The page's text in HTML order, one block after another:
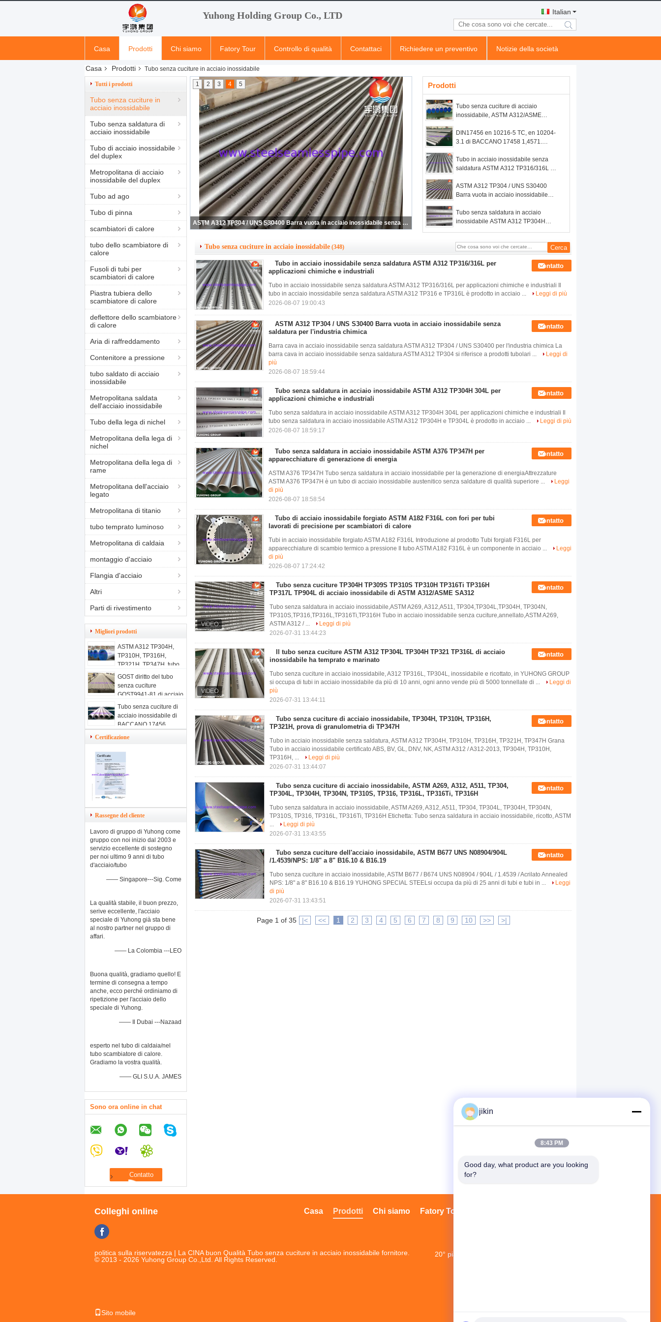
Yuhong Holding Group Co., LTD Italian
search
Casa Prodotti Chi siamo Fatory Tour Controllo di qualità Contattaci Richiedere un preventivo Notizie della società
Casa Prodotti Tubo senza cuciture in acciaio inossidabile
Tutti i prodotti
Tubo senza cuciture in
acciaio inossidabile
Tubo senza saldatura di
acciaio inossidabile
Tubo di acciaio inossidabile
del duplex
Metropolitana di acciaio
inossidabile del duplex
Tubo ad ago
Tubo di pinna
scambiatori di calore
tubo dello scambiatore di
calore
Fusoli di tubi per
scambiatori di calore
Piastra tubiera dello
scambiatore di calore
deflettore dello scambiatore
di calore
Aria di raffreddamento
Contenitore a pressione
tubo saldato di acciaio
inossidabile
Metropolitana saldata
dell'acciaio inossidabile
Tubo della lega di nichel
Metropolitana della lega di
nichel
Metropolitana della lega di
rame
Metropolitana dell'acciaio
legato
Metropolitana di titanio
tubo temprato luminoso
Metropolitana di caldaia
montaggio d'acciaio
Flangia d'acciaio
Altri
Parti di rivestimento
Migliori prodotti
ASTM A312 TP304H,
TP310H, TP316H,
TP321H, TP347H, tubo
senza cuciture di acciaio
inossidabile
GOST diritto del tubo
senza cuciture
GOST9941-81 di acciaio
inossidabile 9940-81
12Х18Н10Т
TP321/321H
Tubo senza cuciture di
acciaio inossidabile di
BACCANO 17456
Certificazione
Rassegne del cliente
Lavoro di gruppo di Yuhong come
gruppo con noi inizio dal 2003 e
servizio eccellente di sostegno
per noi ultimo 9 anni di tubo
d'acciaio/tubo
—— Singapore---Sig. Come
La qualità stabile, il buon prezzo,
serive eccellente, l'acciaio
speciale di Yuhong già sta bene
al nostro partner nel gruppo di
affari.
—— La Colombia ---LEO
Buona qualità, gradiamo quello! E
termine di consegna a tempo
anche, ecco perché ordiniamo di
ripetizione per l'acciaio dello
speciale di Yuhong.
—— Il Dubai ---Nazaad
esperto nel tubo di caldaia/nel
tubo scambiatore di calore.
Gradiamo la vostra qualità.
—— GLI S.U.A. JAMES
Sono ora online in chat
ASTM A312 TP304 / UNS S30400 Barra vuota in acciaio inossidabile senza saldatura per l'industria chimica
1 2 3 4 5 Prodotti
Tubo senza cuciture di acciaio
inossidabile, ASTM A312/ASME
DIN17456 en 10216-5 TC, en 10204-
3.1 di BACCANO 17458 1,4571.
senza cuciture di acciaio inossidabile
Tubo in acciaio inossidabile senza
saldatura ASTM A312 TP316/316L per
ASTM A312 TP304 / UNS S30400
Barra vuota in acciaio inossidabile
Tubo senza saldatura in acciaio
inossidabile ASTM A312 TP304H
Tubo senza cuciture in acciaio inossidabile (348)
Tubo in acciaio inossidabile senza saldatura ASTM A312 TP316/316L per
applicazioni chimiche e industriali
Contatto
Tubo in acciaio inossidabile senza saldatura ASTM A312 TP316/316L per applicazioni chimiche e industriali Il
tubo in acciaio inossidabile senza saldatura ASTM A312 TP316 e TP316L è prodotto in acciaio ...
Leggi di più
2026-08-07 19:00:43
ASTM A312 TP304 / UNS S30400 Barra vuota in acciaio inossidabile senza
saldatura per l'industria chimica
Contatto
Barra cava in acciaio inossidabile senza saldatura ASTM A312 TP304 / UNS S30400 per l'industria chimica La
barra cava in acciaio inossidabile senza saldatura ASTM A312 TP304 si riferisce a prodotti tubolari ...
Leggi di
più
2026-08-07 18:59:44
Tubo senza saldatura in acciaio inossidabile ASTM A312 TP304H 304L per
applicazioni chimiche e industriali
Contatto
Tubo senza saldatura in acciaio inossidabile ASTM A312 TP304H 304L per applicazioni chimiche e industriali Il
tubo senza saldatura in acciaio inossidabile ASTM A312 TP304H e TP304L è prodotto in acciaio ...
Leggi di più
2026-08-07 18:59:17
Tubo senza saldatura in acciaio inossidabile ASTM A376 TP347H per
apparecchiature di generazione di energia
Contatto
ASTM A376 TP347H Tubo senza saldatura in acciaio inossidabile per la generazione di energiaAttrezzature
ASTM A376 TP347H è un tubo di acciaio inossidabile austenitico senza saldature di qualità superiore ...
Leggi
di più
2026-08-07 18:58:54
Tubo di acciaio inossidabile forgiato ASTM A182 F316L con fori per tubi
lavorati di precisione per scambiatori di calore
Contatto
Tubi in acciaio inossidabile forgiato ASTM A182 F316L Introduzione al prodotto Tubi forgiati F316L per
apparecchiature di scambio termico a pressione Il tubo ASTM A182 F316L è un componente in acciaio ...
Leggi
di più
2026-08-07 17:24:42
Tubo senza cuciture TP304H TP309S TP310S TP310H TP316Ti TP316H
TP317L TP904L di acciaio inossidabile di ASTM A312/ASME SA312
Contatto
Tubo senza saldatura in acciaio inossidabile,ASTM A269, A312,A511, TP304,TP304L,TP304H, TP304N,
TP310S,TP316,TP316L,TP316Ti,TP316H Tubo in acciaio inossidabile senza cuciture,annellato,ASTM A269,
ASTM A312 / ...
Leggi di più
2026-07-31 13:44:23
Il tubo senza cuciture ASTM A312 TP304L TP304H TP321 TP316L di acciaio
inossidabile ha temprato e marinato
Contatto
Tubo senza cuciture in acciaio inossidabile, A312 TP316L, TP304L, inossidabile e ricottato, in YUHONG GROUP
si occupa di tubi in acciaio inossidabile da più di 10 anni, ogni anno vende più di 5000 tonnellate di ...
Leggi di
più
2026-07-31 13:44:11
Tubo senza cuciture di acciaio inossidabile, TP304H, TP310H, TP316H,
TP321H, prova di granulometria di TP347H
Contatto
Tubo in acciaio inossidabile senza saldatura, ASTM A312 TP304H, TP310H, TP316H, TP321H, TP347H Grana
Tubo in acciaio inossidabile certificato ABS, BV, GL, DNV, NK, ASTM A312 / A312-2013, TP304H, TP310H,
TP316H, ...
Leggi di più
2026-07-31 13:44:07
Tubo senza cuciture di acciaio inossidabile, ASTM A269, A312, A511, TP304,
TP304L, TP304H, TP304N, TP310S, TP316, TP316L, TP316Ti, TP316H
Contatto
Tubo senza saldatura in acciaio inossidabile, ASTM A269, A312, A511, TP304, TP304L, TP304H, TP304N,
TP310S, TP316, TP316L, TP316Ti, TP316H Etichetta: Tubo senza saldatura in acciaio inossidabile, ricotto, ASTM
...
Leggi di più
2026-07-31 13:43:55
Tubo senza cuciture dell'acciaio inossidabile, ASTM B677 UNS N08904/904L
/1.4539/NPS: 1/8" a 8" B16.10 & B16.19
Contatto
Tubo senza cuciture in acciaio inossidabile, ASTM B677 / B674 UNS N08904 / 904L / 1.4539 / Acrilato Annealed
NPS: 1/8" a 8" B16.10 & B16.19 YUHONG SPECIAL STEELsi occupa da più di 25 anni di tubi e tubi in ...
Leggi
di più
2026-07-31 13:43:51
Page 1 of 35 |< << 1 2 3 4 5 6 7 8 9 10 >> >|
Colleghi online Fatory Tour
Chi siamo
Prodotti
Casa
politica sulla riservatezza | La CINA buon Qualità Tubo senza cuciture in acciaio inossidabile fornitore.
© 2013 - 2026 Yuhong Group Co.,Ltd. All Rights Reserved.
20° piano, NO.1 NEW WORLD BUILDING,
Sito mobile
jikin
8:43 PM
Good day, what product are you looking
for?